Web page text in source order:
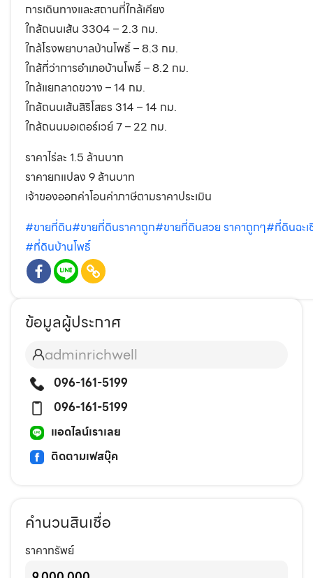
การเดินทางและสถานที่ใกล้เคียง
ใกล้ถนนเส้น 3304 – 2.3 กม.
ใกล้โรงพยาบาลบ้านโพธิ์ – 8.3 กม.
ใกล้ที่ว่าการอำเภอบ้านโพธิ์ – 8.2 กม.
ใกล้แยกลาดขวาง – 14 กม.
ใกล้ถนนเส้นสิริโสธร 314 – 14 กม.
ใกล้ถนนมอเตอร์เวย์ 7 – 22 กม.
ราคาไร่ละ 1.5 ล้านบาท
ราคายกแปลง 9 ล้านบาท
เจ้าของออกค่าโอนค่าภาษีตามราคาประเมิน
#ขายที่ดิน#ขายที่ดินราคาถูก#ขายที่ดินสวย ราคาถูกๆ#ที่ดินฉะเ
#ที่ดินบ้านโพธิ์
ข้อมูลผู้ประกาศ
adminrichwell
096-161-5199
096-161-5199
แอดไลน์เราเลย
ติดตามเฟสบุ๊ค
คำนวนสินเชื่อ
ราคาทรัพย์